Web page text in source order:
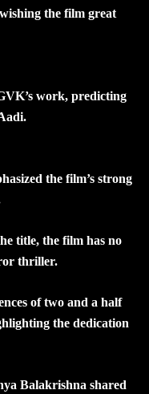
the film great
work, predicting
the film’s strong
title, the film has no
thriller.
of two and a half
the dedication
Balakrishna shared